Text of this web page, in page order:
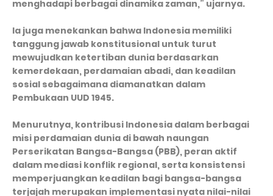
menghadapi berbagai dinamika zaman,” ujarnya.
Ia juga menekankan bahwa Indonesia memiliki
tanggung jawab konstitusional untuk turut
mewujudkan ketertiban dunia berdasarkan
kemerdekaan, perdamaian abadi, dan keadilan
sosial sebagaimana diamanatkan dalam
Pembukaan UUD 1945.
Menurutnya, kontribusi Indonesia dalam berbagai
misi perdamaian dunia di bawah naungan
Perserikatan Bangsa-Bangsa (PBB), peran aktif
dalam mediasi konflik regional, serta konsistensi
memperjuangkan keadilan bagi bangsa-bangsa
terjajah merupakan implementasi nyata nilai-nilai